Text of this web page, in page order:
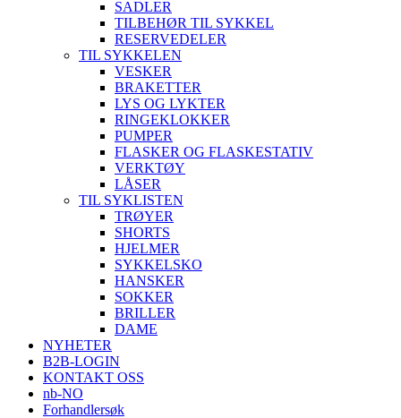
SADLER
TILBEHØR TIL SYKKEL
RESERVEDELER
TIL SYKKELEN
VESKER
BRAKETTER
LYS OG LYKTER
RINGEKLOKKER
PUMPER
FLASKER OG FLASKESTATIV
VERKTØY
LÅSER
TIL SYKLISTEN
TRØYER
SHORTS
HJELMER
SYKKELSKO
HANSKER
SOKKER
BRILLER
DAME
NYHETER
B2B-LOGIN
KONTAKT OSS
nb-NO
Forhandlersøk